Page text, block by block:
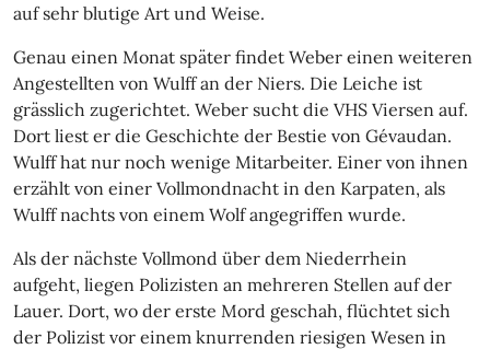
auf sehr blutige Art und Weise.
Genau einen Monat später findet Weber einen weiteren
Angestellten von Wulff an der Niers. Die Leiche ist
grässlich zugerichtet. Weber sucht die VHS Viersen auf.
Dort liest er die Geschichte der Bestie von Gévaudan.
Wulff hat nur noch wenige Mitarbeiter. Einer von ihnen
erzählt von einer Vollmondnacht in den Karpaten, als
Wulff nachts von einem Wolf angegriffen wurde.
Als der nächste Vollmond über dem Niederrhein
aufgeht, liegen Polizisten an mehreren Stellen auf der
Lauer. Dort, wo der erste Mord geschah, flüchtet sich
der Polizist vor einem knurrenden riesigen Wesen in